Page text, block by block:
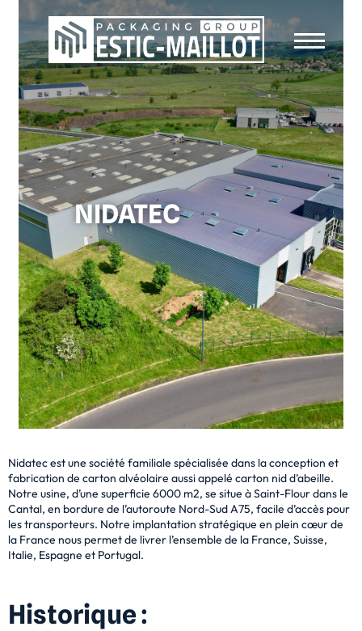
NIDATEC
Nidatec est une société familiale spécialisée dans la conception et
fabrication de carton alvéolaire aussi appelé carton nid d’abeille.
Notre usine, d’une superficie 6000 m2, se situe à Saint-Flour dans le
Cantal, en bordure de l’autoroute Nord-Sud A75, facile d’accès pour
les transporteurs. Notre implantation stratégique en plein cœur de
la France nous permet de livrer l’ensemble de la France, Suisse,
Italie, Espagne et Portugal.
Historique :